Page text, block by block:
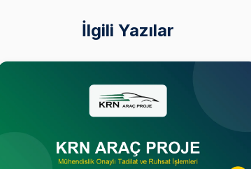
İlgili Yazılar